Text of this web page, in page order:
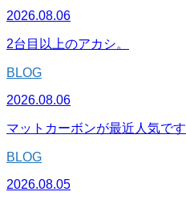
2026.08.06
2台目以上のアカシ。
BLOG
2026.08.06
マットカーボンが最近人気です
BLOG
2026.08.05